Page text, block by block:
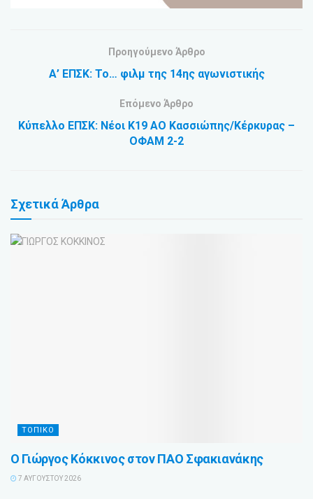
Προηγούμενο Άρθρο
Α’ ΕΠΣΚ: Το… φιλμ της 14ης αγωνιστικής
Επόμενο Άρθρο
Κύπελλο ΕΠΣΚ: Νέοι Κ19 ΑΟ Κασσιώπης/Κέρκυρας –
ΟΦΑΜ 2-2
ΣχετικάΆρθρα
ΤΟΠΙΚΟ
Ο Γιώργος Κόκκινος στον ΠΑΟ Σφακιανάκης
7 ΑΥΓΟΎΣΤΟΥ 2026